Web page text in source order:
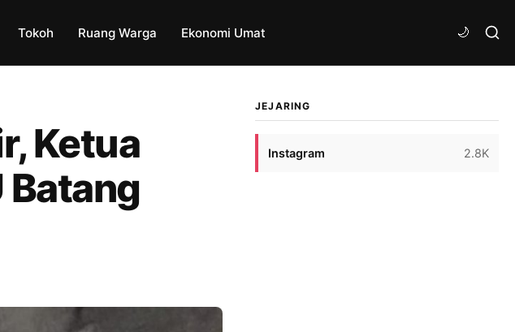
Tokoh Ruang Warga Ekonomi Umat
Ketua
Batang
JEJARING
Instagram 2.8K